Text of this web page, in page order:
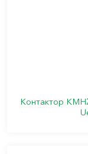
Контактор